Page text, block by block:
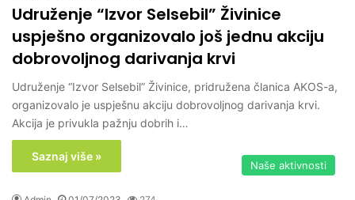
Udruženje “Izvor Selsebil” Živinice
uspješno organizovalo još jednu akciju
dobrovoljnog darivanja krvi
Udruženje “Izvor Selsebil” Živinice, pridružena članica AKOS-a,
organizovalo je uspješnu akciju dobrovoljnog darivanja krvi.
Akcija je privukla pažnju dobrih i…
Saznaj više »
Naše aktivnosti